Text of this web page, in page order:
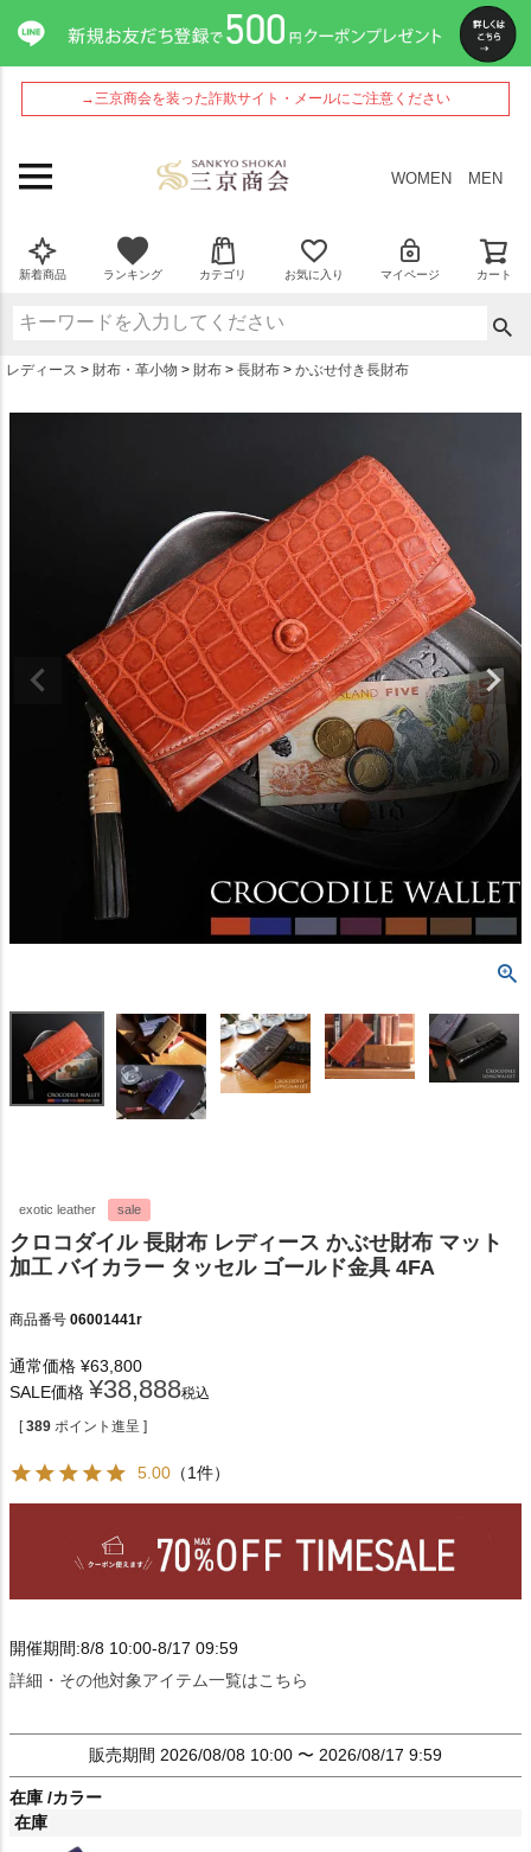
→三京商会を装った詐欺サイト・メールにご注意ください
WOMEN MEN
新着商品 ランキング カテゴリ お気に入り マイページ カート
レディース 財布・革小物 財布 長財布 かぶせ付き長財布
exotic leather sale
クロコダイル 長財布 レディース かぶせ財布 マット
加工 バイカラー タッセル ゴールド金具 4FA
商品番号 06001441r
通常価格 ¥63,800
SALE価格 ¥38,888税込
[ 389 ポイント進呈 ]
5.00 （1件）
開催期間:8/8 10:00-8/17 09:59
詳細・その他対象アイテム一覧はこちら
販売期間 2026/08/08 10:00 〜 2026/08/17 9:59
在庫 カラー
在庫
ペー
ジト
ップ
へ